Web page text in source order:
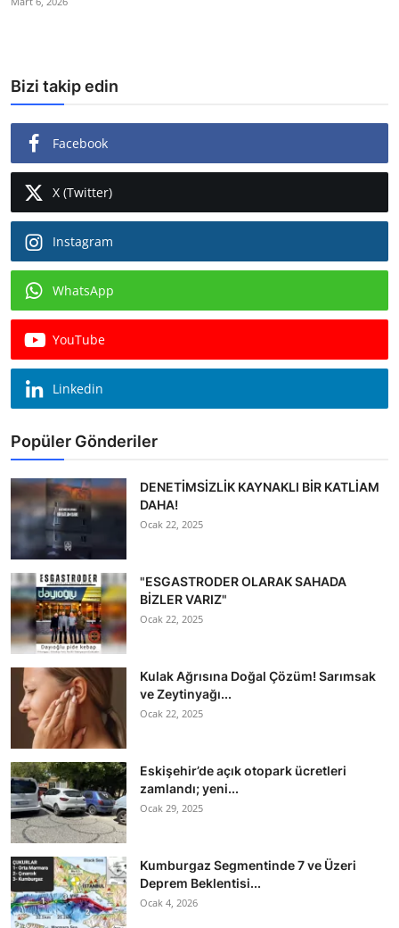
Bizi takip edin
Facebook
X (Twitter)
Instagram
WhatsApp
YouTube
Linkedin
Popüler Gönderiler
DENETİMSİZLİK KAYNAKLI BİR KATLİAM
DAHA!
Ocak 22, 2025
"ESGASTRODER OLARAK SAHADA
BİZLER VARIZ"
Ocak 22, 2025
Kulak Ağrısına Doğal Çözüm! Sarımsak
ve Zeytinyağı...
Ocak 22, 2025
Eskişehir’de açık otopark ücretleri
zamlandı; yeni...
Ocak 29, 2025
Kumburgaz Segmentinde 7 ve Üzeri
Deprem Beklentisi...
Ocak 4, 2026